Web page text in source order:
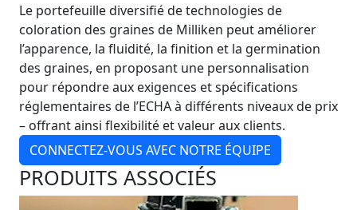
Le portefeuille diversifié de technologies de
coloration des graines de Milliken peut améliorer
l’apparence, la fluidité, la finition et la germination
des graines, en proposant une personnalisation
pour répondre aux exigences et spécifications
réglementaires de l’ECHA à différents niveaux de prix
– offrant ainsi flexibilité et valeur aux clients.
CONNECTEZ-VOUS AVEC NOTRE ÉQUIPE
PRODUITS ASSOCIÉS